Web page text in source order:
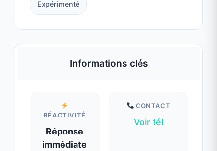
Informations clés
DISPONIBILITÉ
Disponible
maintenant
ZONE